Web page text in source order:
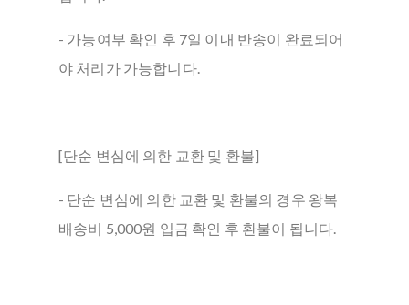
- 가능여부 확인 후 7일 이내 반송이 완료되어
야 처리가 가능합니다.
[단순 변심에 의한 교환 및 환불]
- 단순 변심에 의한 교환 및 환불의 경우 왕복
배송비 5,000원 입금 확인 후 환불이 됩니다.